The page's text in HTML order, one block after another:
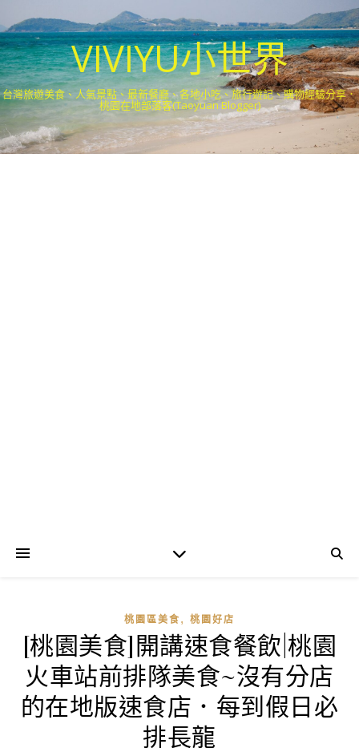
VIVIYU小世界
台灣旅遊美食、人氣景點、最新餐廳、各地小吃、旅行遊記、購物經驗分享．
桃園在地部落客(Taoyuan Blogger)
桃園區美食 , 桃園好店
[桃園美食]開講速食餐飲|桃園
火車站前排隊美食~沒有分店
的在地版速食店．每到假日必
排長龍